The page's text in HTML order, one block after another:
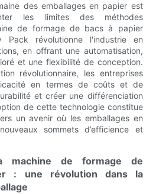
des emballages en papier est
les limites des méthodes
de formage de bacs à papier
Pack révolutionne l'industrie en
en offrant une automatisation,
et une flexibilité de conception.
révolutionnaire, les entreprises
en termes de coûts et de
et créer une différenciation
de cette technologie constitue
un avenir où les emballages en
sommets d’efficience et
machine de formage de
: une révolution dans la